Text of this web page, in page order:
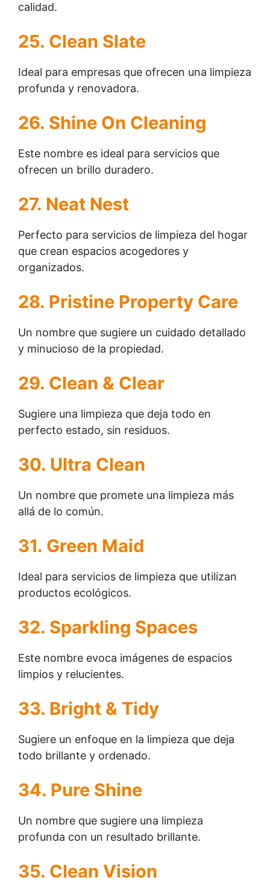
calidad.
25. Clean Slate
Ideal para empresas que ofrecen una limpieza
profunda y renovadora.
26. Shine On Cleaning
Este nombre es ideal para servicios que
ofrecen un brillo duradero.
27. Neat Nest
Perfecto para servicios de limpieza del hogar
que crean espacios acogedores y
organizados.
28. Pristine Property Care
Un nombre que sugiere un cuidado detallado
y minucioso de la propiedad.
29. Clean & Clear
Sugiere una limpieza que deja todo en
perfecto estado, sin residuos.
30. Ultra Clean
Un nombre que promete una limpieza más
allá de lo común.
31. Green Maid
Ideal para servicios de limpieza que utilizan
productos ecológicos.
32. Sparkling Spaces
Este nombre evoca imágenes de espacios
limpios y relucientes.
33. Bright & Tidy
Sugiere un enfoque en la limpieza que deja
todo brillante y ordenado.
34. Pure Shine
Un nombre que sugiere una limpieza
profunda con un resultado brillante.
35. Clean Vision